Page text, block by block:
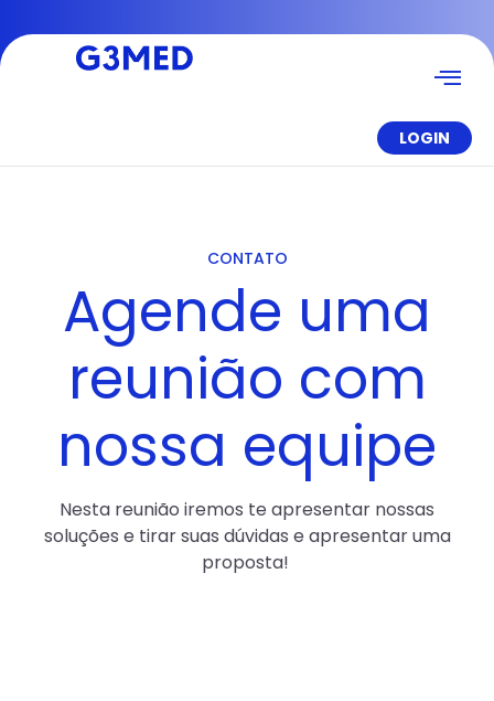
LOGIN
CONTATO
Agende uma
reunião com
nossa equipe
Nesta reunião iremos te apresentar nossas
soluções e tirar suas dúvidas e apresentar uma
proposta!